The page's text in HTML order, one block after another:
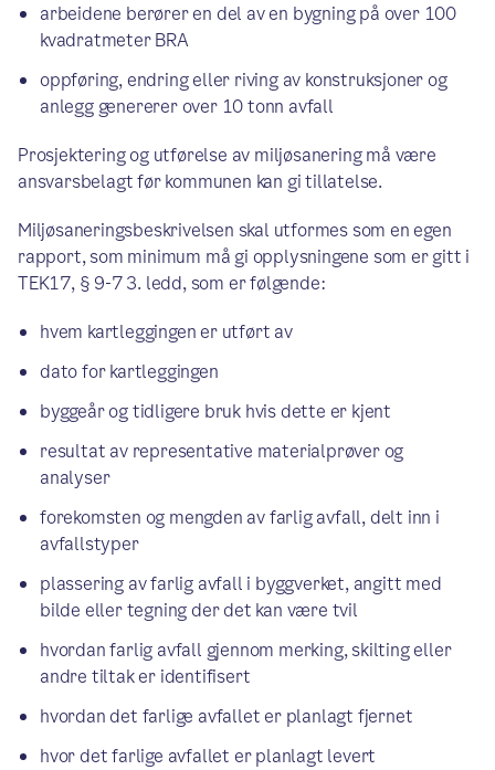
arbeidene berører en del av en bygning på over 100
kvadratmeter BRA
oppføring, endring eller riving av konstruksjoner og
anlegg genererer over 10 tonn avfall
Prosjektering og utførelse av miljøsanering må være
ansvarsbelagt før kommunen kan gi tillatelse.
Miljøsaneringsbeskrivelsen skal utformes som en egen
rapport, som minimum må gi opplysningene som er gitt i
TEK17, § 9-7 3. ledd, som er følgende:
hvem kartleggingen er utført av
dato for kartleggingen
byggeår og tidligere bruk hvis dette er kjent
resultat av representative materialprøver og
analyser
forekomsten og mengden av farlig avfall, delt inn i
avfallstyper
plassering av farlig avfall i byggverket, angitt med
bilde eller tegning der det kan være tvil
hvordan farlig avfall gjennom merking, skilting eller
andre tiltak er identifisert
hvordan det farlige avfallet er planlagt fjernet
hvor det farlige avfallet er planlagt levert